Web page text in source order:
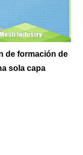
de formación de
sola capa